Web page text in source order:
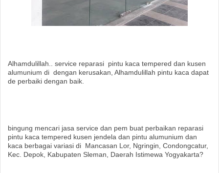
Alhamdulillah.. service reparasi pintu kaca tempered dan kusen
alumunium di dengan kerusakan, Alhamdulillah pintu kaca dapat
de perbaiki dengan baik.
bingung mencari jasa service dan pem buat perbaikan reparasi
pintu kaca tempered kusen jendela dan pintu alumunium dan
kaca berbagai variasi di Mancasan Lor, Ngringin, Condongcatur,
Kec. Depok, Kabupaten Sleman, Daerah Istimewa Yogyakarta?